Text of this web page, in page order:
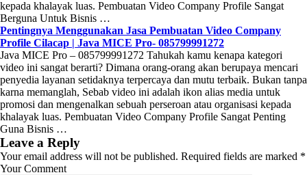
kepada khalayak luas. Pembuatan Video Company Profile Sangat
Berguna Untuk Bisnis …
Pentingnya Menggunakan Jasa Pembuatan Video Company
Profile Cilacap | Java MICE Pro- 085799991272
Java MICE Pro – 085799991272 Tahukah kamu kenapa kategori
video ini sangat berarti? Dimana orang-orang akan berupaya mencari
penyedia layanan setidaknya terpercaya dan mutu terbaik. Bukan tanpa
karna memanglah, Sebab video ini adalah ikon alias media untuk
promosi dan mengenalkan sebuah perseroan atau organisasi kepada
khalayak luas. Pembuatan Video Company Profile Sangat Penting
Guna Bisnis …
Leave a Reply
Your email address will not be published. Required fields are marked *
Your Comment